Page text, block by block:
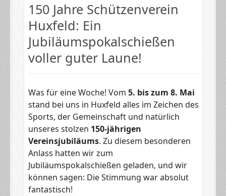
150 Jahre Schützenverein
Huxfeld: Ein
Jubiläumspokalschießen
voller guter Laune!
Was für eine Woche! Vom 5. bis zum 8. Mai
stand bei uns in Huxfeld alles im Zeichen des
Sports, der Gemeinschaft und natürlich
unseres stolzen 150-jährigen
Vereinsjubiläums. Zu diesem besonderen
Anlass hatten wir zum
Jubiläumspokalschießen geladen, und wir
können sagen: Die Stimmung war absolut
fantastisch!